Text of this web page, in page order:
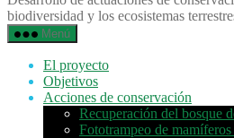
biodiversidad y los ecosistemas
Menú
El proyecto
Objetivos
Acciones de conservación
Recuperación del bosque
Fototrampeo de